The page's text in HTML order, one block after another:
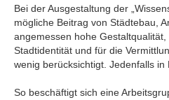
Bei der Ausgestaltung der
mögliche Beitrag von Städtebau,
angemessen hohe
Stadtidentität und für die
wenig berücksichtigt. Jedenfalls in
So beschäftigt sich eine